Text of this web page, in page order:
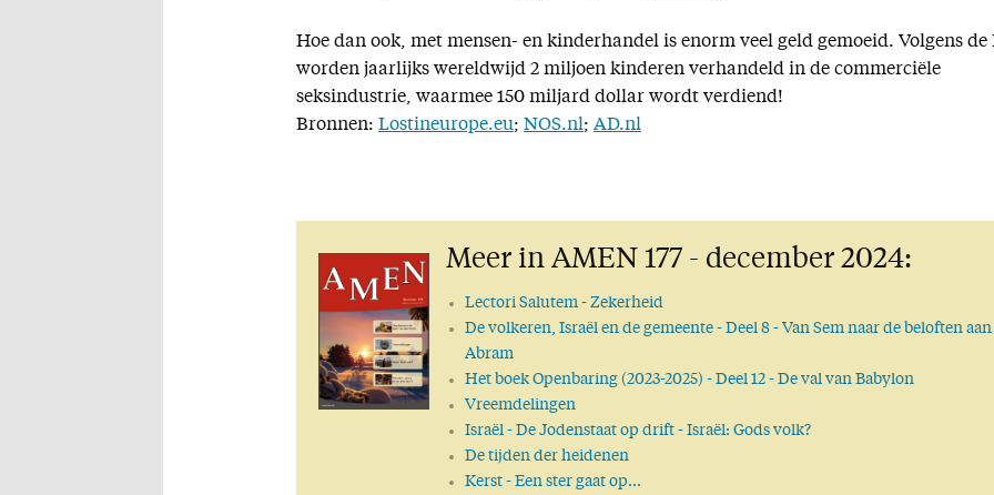
Hoe dan ook, met mensen- en kinderhandel is enorm veel geld gemoeid. Volgens de
worden jaarlijks wereldwijd 2 miljoen kinderen verhandeld in de commerciële
seksindustrie, waarmee 150 miljard dollar wordt verdiend!
Bronnen: Lostineurope.eu; NOS.nl; AD.nl
Meer in AMEN 177 - december 2024:
Lectori Salutem- Zekerheid
De volkeren, Israël en de gemeente- Deel 8 - Van Sem naar de beloften aan
Abram
Het boek Openbaring (2023-2025)- Deel 12 - De val van Babylon
Vreemdelingen
Israël- De Jodenstaat op drift - Israël: Gods volk?
De tijden der heidenen
Kerst- Een ster gaat op...